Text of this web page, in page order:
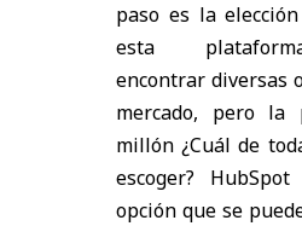
paso es la
esta
encontrar diversas
mercado, pero la
millón ¿Cuál de
escoger?
opción que se